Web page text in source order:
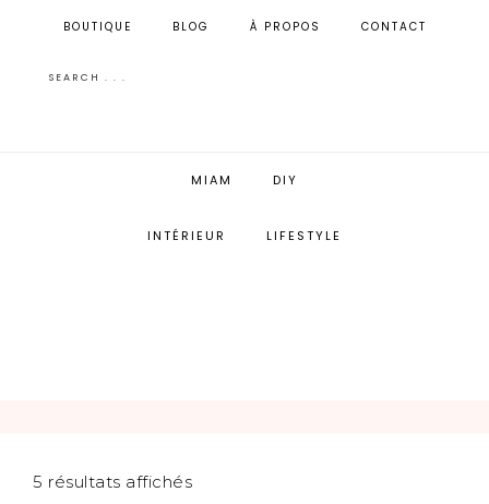
BOUTIQUE BLOG À PROPOS CONTACT
MIAM DIY
INTÉRIEUR LIFESTYLE
5 résultats affichés